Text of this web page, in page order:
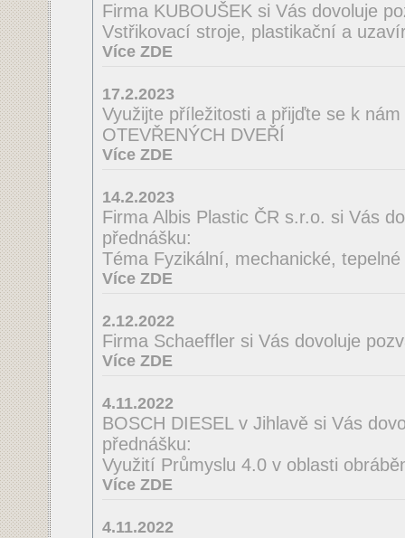
Firma KUBOUŠEK si Vás dovoluje
Vstřikovací stroje, plastikační a
Více ZDE
17.2.2023
Využijte příležitosti a přijďte se k
OTEVŘENÝCH DVEŘÍ
Více ZDE
14.2.2023
Firma Albis Plastic ČR s.r.o. si Vás
přednášku:
Téma Fyzikální, mechanické,
Více ZDE
2.12.2022
Firma Schaeffler si Vás dovoluje
Více ZDE
4.11.2022
BOSCH DIESEL v Jihlavě si Vás
přednášku:
Využití Průmyslu 4.0 v oblasti
Více ZDE
4.11.2022